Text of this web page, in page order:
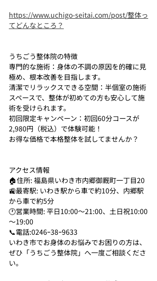
https://www.uchigo-seitai.com/post/整体っ
てどんなところ？
うちごう整体院の特徴
専門的な施術：身体の不調の原因を的確に見
極め、根本改善を目指します。
清潔でリラックスできる空間：半個室の施術
スペースで、整体が初めての方も安心して施
術を受けられます。
初回限定キャンペーン：初回60分コースが
2,980円（税込）で体験可能！
お得な価格で本格整体を試してませんか？
アクセス情報
🏠住所: 福島県いわき市内郷御厩町一丁目20
🚉最寄駅: いわき駅から車で約10分、内郷駅
から車で約5分
🕐営業時間: 平日10:00～21:00、土日祝10:00
～19:00
📞電話:0246ｰ38ｰ9633
いわき市でお身体のお悩みでお困りの方は、
ぜひ「うちごう整体院」へ一度ご相談くださ
い。